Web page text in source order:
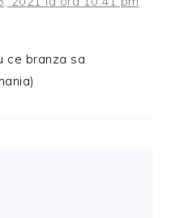
ce branza sa